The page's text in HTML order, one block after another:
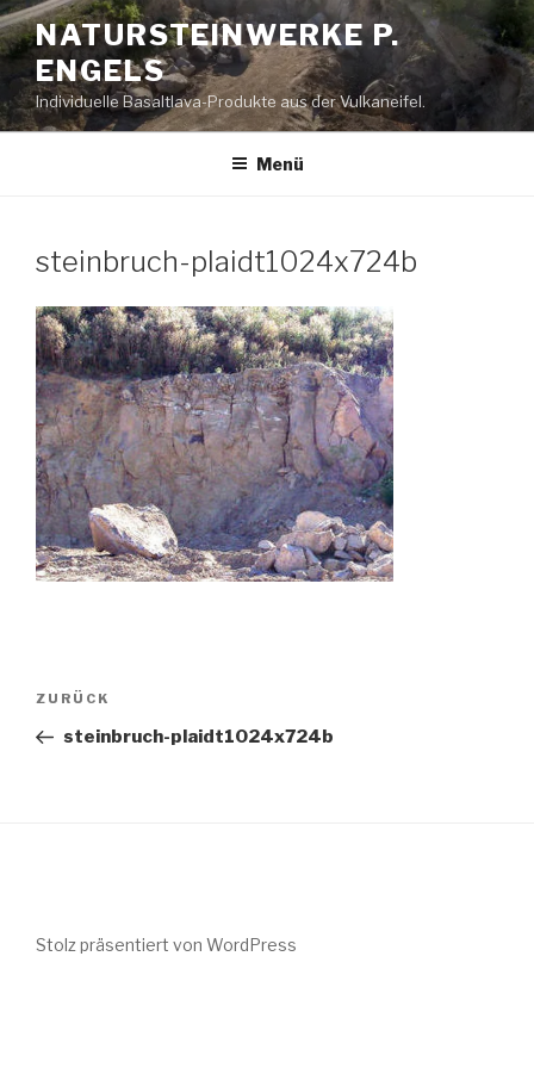
Zum
Inhalt
springen
NATURSTEINWERKE P.
ENGELS
Individuelle Basaltlava-Produkte aus der Vulkaneifel.
Menü
steinbruch-plaidt1024x724b
Beitragsnavigation
Vorheriger
Beitrag
ZURÜCK
steinbruch-plaidt1024x724b
Stolz präsentiert von WordPress